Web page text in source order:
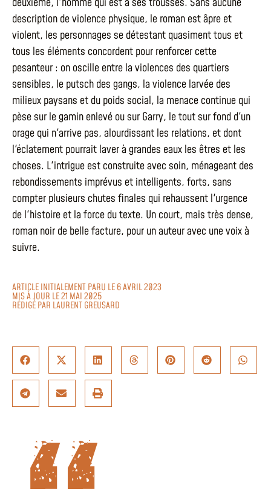
description de violence physique, le roman est âpre et
violent, les personnages se détestant quasiment tous et
tous les éléments concordent pour renforcer cette
pesanteur : on oscille entre la violences des quartiers
sensibles, le putsch des gangs, la violence larvée des
milieux paysans et du poids social, la menace continue qui
pèse sur le gamin enlevé ou sur Garry, le tout sur fond d'un
orage qui n'arrive pas, alourdissant les relations, et dont
l'éclatement pourrait laver à grandes eaux les êtres et les
choses. L'intrigue est construite avec soin, ménageant des
rebondissements imprévus et intelligents, forts, sans
compter plusieurs chutes finales qui rehaussent l'urgence
de l'histoire et la force du texte. Un court, mais très dense,
roman noir de belle facture, pour un auteur avec une voix à
suivre.
ARTICLE INITIALEMENT PARU LE 6 AVRIL 2023
MIS À JOUR LE 21 MAI 2025
RÉDIGÉ PAR LAURENT GREUSARD